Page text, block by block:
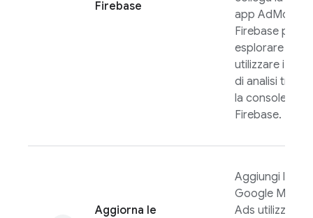
Firebase
app AdMob
Firebase per
esplorare e
utilizzare i dati
di analisi
la console
Firebase.
Aggiorna le
Aggiungi l'SDK
Google Mobile
Ads utilizzando